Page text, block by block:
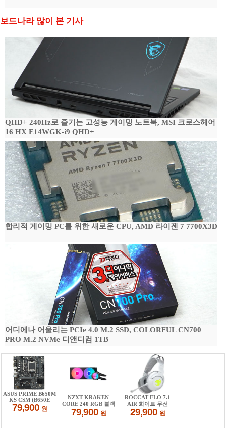
보드나라 많이 본 기사
QHD+ 240Hz로 즐기는 고성능 게이밍 노트북, MSI 크로스헤어
16 HX E14WGK-i9 QHD+
합리적 게이밍 PC를 위한 새로운 CPU, AMD 라이젠 7 7700X3D
어디에나 어울리는 PCIe 4.0 M.2 SSD, COLORFUL CN700
PRO M.2 NVMe 디앤디컴 1TB